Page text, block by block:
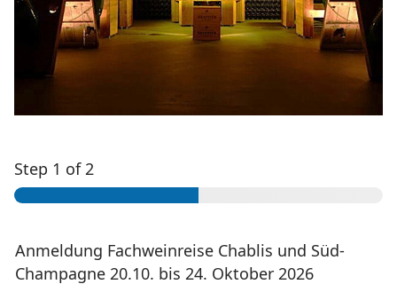
Step 1 of 2
Anmeldung Fachweinreise Chablis und Süd-
Champagne 20.10. bis 24. Oktober 2026